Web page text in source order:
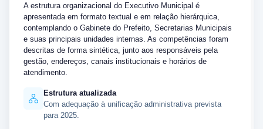
A estrutura organizacional do Executivo Municipal é
apresentada em formato textual e em relação hierárquica,
contemplando o Gabinete do Prefeito, Secretarias Municipais
e suas principais unidades internas. As competências foram
descritas de forma sintética, junto aos responsáveis pela
gestão, endereços, canais institucionais e horários de
atendimento.
Estrutura atualizada
Com adequação à unificação administrativa prevista
para 2025.